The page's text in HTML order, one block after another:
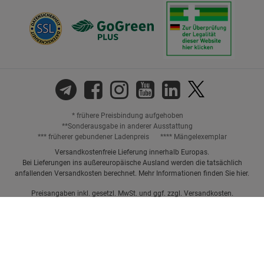
* frühere Preisbindung aufgehoben
**Sonderausgabe in anderer Ausstattung
*** früherer gebundener Ladenpreis
**** Mängelexemplar
Versandkostenfreie Lieferung innerhalb Europas.
Bei Lieferungen ins außereuropäische Ausland werden die tatsächlich
anfallenden Versandkosten berechnet. Mehr Informationen finden Sie hier.
Preisangaben inkl. gesetzl. MwSt. und ggf. zzgl. Versandkosten.